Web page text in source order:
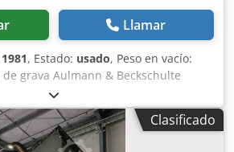
Llamar
1981, Estado: usado, Peso en vacío:
grava Aulmann & Beckschulte
Modelo: UF 400x1000 Año de
4700 mm x 1600 mm x
x alto) Abertura de alimentación:
50 Hz 420 V 55 kW 95 A Será
Clasificado